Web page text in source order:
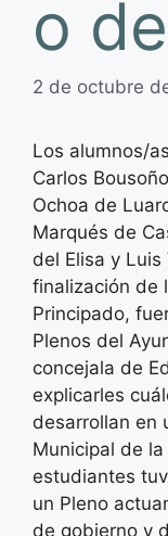
o
2 de octubre
Los alumnos/
Carlos
Ochoa de
Marqués de
del Elisa y
finalización de
Principado,
Plenos del
concejala de
explicarles
desarrollan en
Municipal de
estudiantes
un Pleno
de gobierno y